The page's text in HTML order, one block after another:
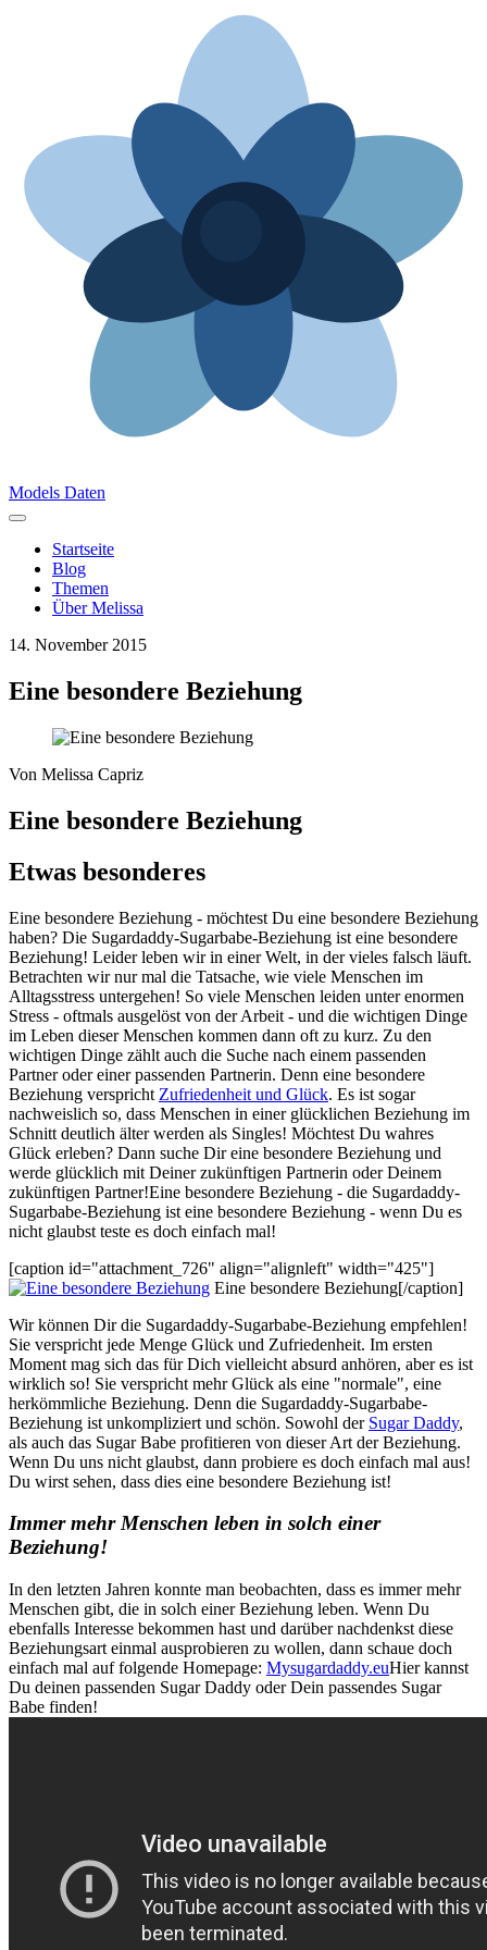
Models Daten
Startseite
Blog
Themen
Über Melissa
14. November 2015
Eine besondere Beziehung
Von Melissa Capriz
Eine besondere Beziehung
Etwas besonderes
Eine besondere Beziehung - möchtest Du eine besondere Beziehung
haben? Die Sugardaddy-Sugarbabe-Beziehung ist eine besondere
Beziehung! Leider leben wir in einer Welt, in der vieles falsch läuft.
Betrachten wir nur mal die Tatsache, wie viele Menschen im
Alltagsstress untergehen! So viele Menschen leiden unter enormen
Stress - oftmals ausgelöst von der Arbeit - und die wichtigen Dinge
im Leben dieser Menschen kommen dann oft zu kurz. Zu den
wichtigen Dinge zählt auch die Suche nach einem passenden
Partner oder einer passenden Partnerin. Denn eine besondere
Beziehung verspricht Zufriedenheit und Glück. Es ist sogar
nachweislich so, dass Menschen in einer glücklichen Beziehung im
Schnitt deutlich älter werden als Singles! Möchtest Du wahres
Glück erleben? Dann suche Dir eine besondere Beziehung und
werde glücklich mit Deiner zukünftigen Partnerin oder Deinem
zukünftigen Partner!Eine besondere Beziehung - die Sugardaddy-
Sugarbabe-Beziehung ist eine besondere Beziehung - wenn Du es
nicht glaubst teste es doch einfach mal!
[caption id="attachment_726" align="alignleft" width="425"]
Eine besondere Beziehung[/caption]
Wir können Dir die Sugardaddy-Sugarbabe-Beziehung empfehlen!
Sie verspricht jede Menge Glück und Zufriedenheit. Im ersten
Moment mag sich das für Dich vielleicht absurd anhören, aber es ist
wirklich so! Sie verspricht mehr Glück als eine "normale", eine
herkömmliche Beziehung. Denn die Sugardaddy-Sugarbabe-
Beziehung ist unkompliziert und schön. Sowohl der Sugar Daddy,
als auch das Sugar Babe profitieren von dieser Art der Beziehung.
Wenn Du uns nicht glaubst, dann probiere es doch einfach mal aus!
Du wirst sehen, dass dies eine besondere Beziehung ist!
Immer mehr Menschen leben in solch einer
Beziehung!
In den letzten Jahren konnte man beobachten, dass es immer mehr
Menschen gibt, die in solch einer Beziehung leben. Wenn Du
ebenfalls Interesse bekommen hast und darüber nachdenkst diese
Beziehungsart einmal ausprobieren zu wollen, dann schaue doch
einfach mal auf folgende Homepage: Mysugardaddy.euHier kannst
Du deinen passenden Sugar Daddy oder Dein passendes Sugar
Babe finden!